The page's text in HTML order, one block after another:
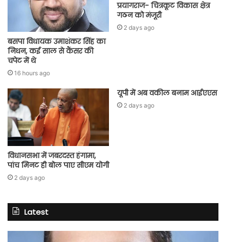
बसपा विधायक उमाशंकर सिंह का
निधन, कई साल से कैंसर की
चपेट में थे
16 hours ago
प्रयागराज- चित्रकूट विकास क्षेत्र
गठन को मंजूरी
2 days ago
विधानसभा में जबरदस्त हंगामा,
पांच मिनट ही बोल पाए सीएम योगी
2 days ago
यूपी में अब वकील बनाम आईएएस
2 days ago
Latest